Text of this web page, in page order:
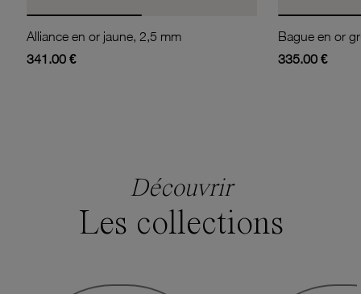
Alliance en or jaune, 2,5 mm
341.00 €
335.00 €
Découvrir
Les collections